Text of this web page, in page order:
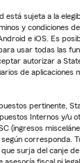
está sujeta a la
y condiciones
e iOS. Es
usar todas las
autorizar a
de aplicaciones
pertinente,
Internos y/u
(ingresos
corresponda.
surja del canje